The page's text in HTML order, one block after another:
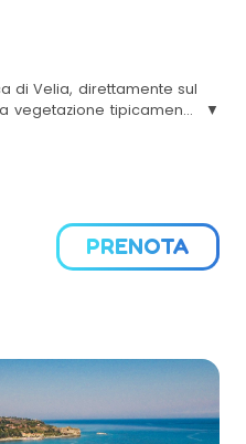
di Velia, direttamente sul
vegetazione tipicamente
attrezzata e la comoda
per famiglie con
PRENOTA